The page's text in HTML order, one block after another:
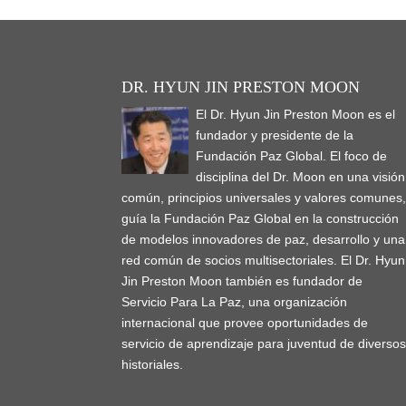
DR. HYUN JIN PRESTON MOON
El Dr. Hyun Jin Preston Moon es el
fundador y presidente de la
Fundación Paz Global. El foco de
disciplina del Dr. Moon en una visión
común, principios universales y valores comunes,
guía la Fundación Paz Global en la construcción
de modelos innovadores de paz, desarrollo y una
red común de socios multisectoriales. El Dr. Hyun
Jin Preston Moon también es fundador de
Servicio Para La Paz, una organización
internacional que provee oportunidades de
servicio de aprendizaje para juventud de diversos
historiales.